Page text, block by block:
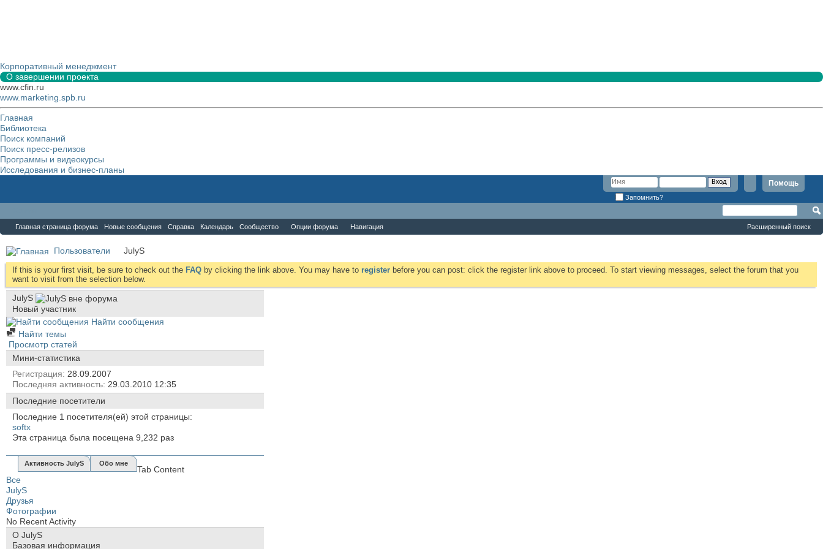
Корпоративный менеджмент
О завершении проекта
www.cfin.ru
www.marketing.spb.ru
Главная
Библиотека
Поиск компаний
Поиск пресс-релизов
Программы и видеокурсы
Исследования и бизнес-планы
Помощь
Запомнить?
Главная страница форума Новые сообщения Справка Календарь Сообщество Опции форума Навигация Расширенный поиск
Пользователи JulyS
If this is your first visit, be sure to check out the FAQ by clicking the link above. You may have to register before you can post: click the register link above to proceed. To start viewing messages, select the forum that you
want to visit from the selection below.
JulyS
Новый участник
Найти сообщения
Найти темы
Просмотр статей
Мини-статистика
Регистрация
28.09.2007
Последняя активность 29.03.2010 12:35
Последние посетители
Последние 1 посетителя(ей) этой страницы:
softx
Эта страница была посещена 9,232 раз
Активность JulyS Обо мне
Tab Content
Все
JulyS
Друзья
Фотографии
No Recent Activity
О JulyS
Базовая информация